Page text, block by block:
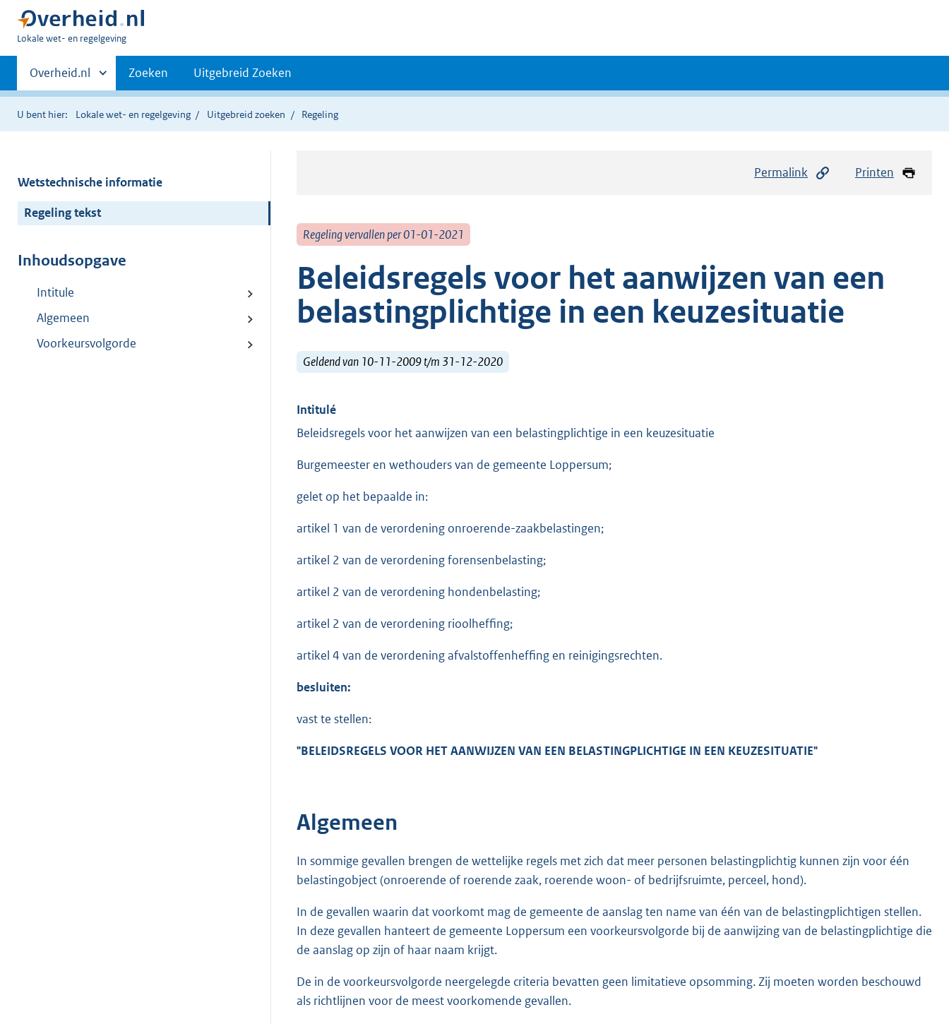
U
hier:
Lokale wet- en regelgeving
Primaire
navigatie
Andere
sites
binnen
Overheid.nl Zoeken Uitgebreid Zoeken
U bent hier: Lokale wet- en regelgeving Uitgebreid zoeken Regeling
Wetstechnische informatie
Regeling tekst
Inhoudsopgave
Intitule
Algemeen
Voorkeursvolgorde
Permalink Printen
Regeling vervallen per 01-01-2021
Beleidsregels voor het aanwijzen van een
belastingplichtige in een keuzesituatie
Geldend van 10-11-2009 t/m 31-12-2020
Intitulé
Beleidsregels voor het aanwijzen van een belastingplichtige in een keuzesituatie
Burgemeester en wethouders van de gemeente Loppersum;
gelet op het bepaalde in:
artikel 1 van de verordening onroerende-zaakbelastingen;
artikel 2 van de verordening forensenbelasting;
artikel 2 van de verordening hondenbelasting;
artikel 2 van de verordening rioolheffing;
artikel 4 van de verordening afvalstoffenheffing en reinigingsrechten.
besluiten:
vast te stellen:
"BELEIDSREGELS VOOR HET AANWIJZEN VAN EEN BELASTINGPLICHTIGE IN EEN KEUZESITUATIE"
Algemeen
In sommige gevallen brengen de wettelijke regels met zich dat meer personen belastingplichtig kunnen zijn voor één
belastingobject (onroerende of roerende zaak, roerende woon- of bedrijfsruimte, perceel, hond).
In de gevallen waarin dat voorkomt mag de gemeente de aanslag ten name van één van de belastingplichtigen stellen.
In deze gevallen hanteert de gemeente Loppersum een voorkeursvolgorde bij de aanwijzing van de belastingplichtige die
de aanslag op zijn of haar naam krijgt.
De in de voorkeursvolgorde neergelegde criteria bevatten geen limitatieve opsomming. Zij moeten worden beschouwd
als richtlijnen voor de meest voorkomende gevallen.